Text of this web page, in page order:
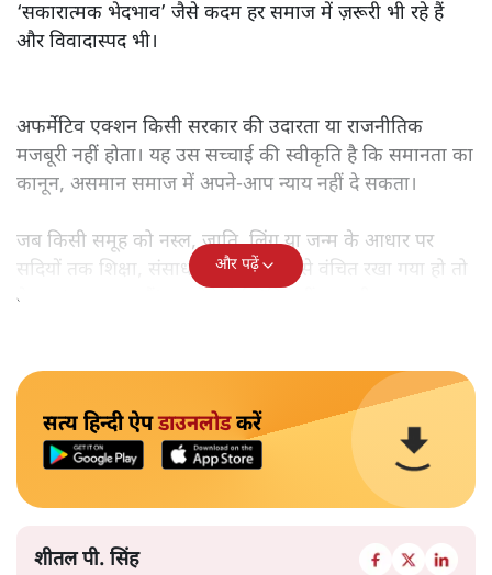
‘सकारात्मक भेदभाव’ जैसे कदम हर समाज में ज़रूरी भी रहे हैं
और विवादास्पद भी।
अफर्मेटिव एक्शन किसी सरकार की उदारता या राजनीतिक
मजबूरी नहीं होता। यह उस सच्चाई की स्वीकृति है कि समानता का
कानून, असमान समाज में अपने-आप न्याय नहीं दे सकता।
जब किसी समूह को नस्ल, जाति, लिंग या जन्म के आधार पर
सदियों तक शिक्षा, संसाधनों और सम्मान से वंचित रखा गया हो तो
केवल ‘सब बराबर हैं’ कह देने से स्थिति नहीं बदलती।
और पढ़ें
सत्य हिन्दी ऐपडाउनलोडकरें
शीतल पी. सिंह